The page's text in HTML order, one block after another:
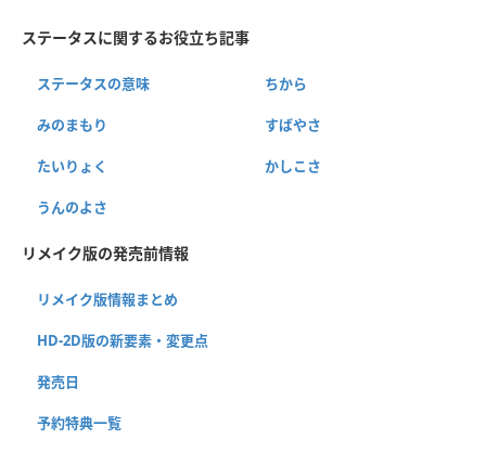
ステータスに関するお役立ち記事
ステータスの意味 ちから
みのまもり すばやさ
たいりょく かしこさ
うんのよさ
リメイク版の発売前情報
リメイク版情報まとめ
HD-2D版の新要素・変更点
発売日
予約特典一覧